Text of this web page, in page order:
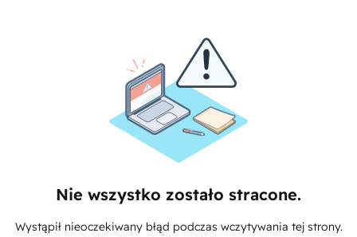
Nie wszystko zostało stracone.
Wystąpił nieoczekiwany błąd podczas wczytywania tej strony.